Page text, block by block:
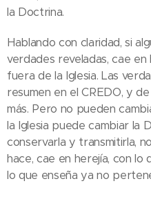
la Doctrina.
Hablando con claridad, si
verdades reveladas, cae
fuera de la Iglesia. Las
resumen en el CREDO, y
más. Pero no pueden
la Iglesia puede cambiar la
conservarla y transmitirla,
hace, cae en herejía, con lo
lo que enseña ya no